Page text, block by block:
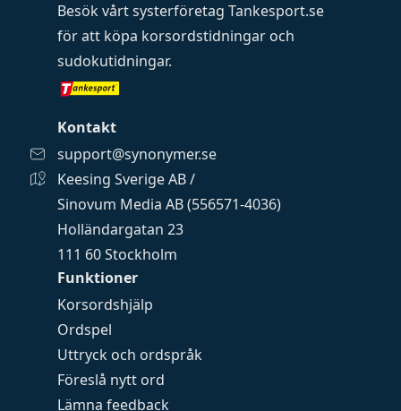
Funktioner
Korsordshjälp
Ordspel
Uttryck och ordspråk
Föreslå nytt ord
Lämna feedback
Besök vårt systerföretag Tankesport.se
för att köpa korsordstidningar och
sudokutidningar.
Kontakt
support@synonymer.se
Keesing Sverige AB /
Sinovum Media AB (556571-4036)
Holländargatan 23
111 60 Stockholm